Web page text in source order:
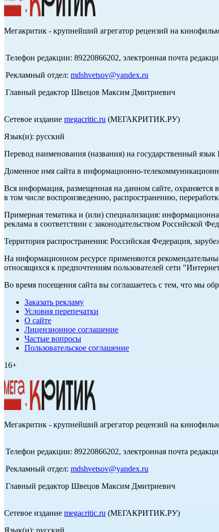
Мегакритик - крупнейший агрегатор рецензий на
Телефон редакции: 89220866202, электронная почта
Рекламный отдел: mdshvetsov@yandex.ru
Главный редактор Швецов Максим Дмитриевич
Сетевое издание megacritic.ru (МЕГАКРИТИК.РУ)
Язык(и): русский
Перевод наименования (названия) на государственный
Доменное имя сайта в информационно-
Вся информация, размещенная на данном сайте,
в том числе воспроизведению, распространению,
Примерная тематика и (или) специализация:
реклама в соответствии с законодательством Российской
Территория распространения: Российская Федерация,
На информационном ресурсе применяются
относящихся к предпочтениям пользователей сети
Во время посещения сайта вы соглашаетесь с тем, что мы
Заказать рекламу
Условия перепечатки
О сайте
Лицензионное соглашение
Частые вопросы
Пользовательское соглашение
16+
Мегакритик - крупнейший агрегатор рецензий на
Телефон редакции: 89220866202, электронная почта
Рекламный отдел: mdshvetsov@yandex.ru
Главный редактор Швецов Максим Дмитриевич
Сетевое издание megacritic.ru (МЕГАКРИТИК.РУ)